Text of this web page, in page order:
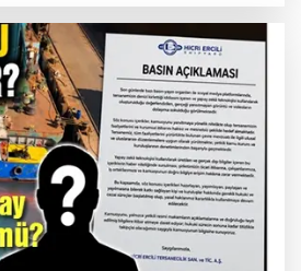
KÖPRÜSÜ'NDE PANİK!
MARMARA OTOYOLU İMAR
ASKIDA!
MARMARA OTOYOLU İMAR
ASKIDA!